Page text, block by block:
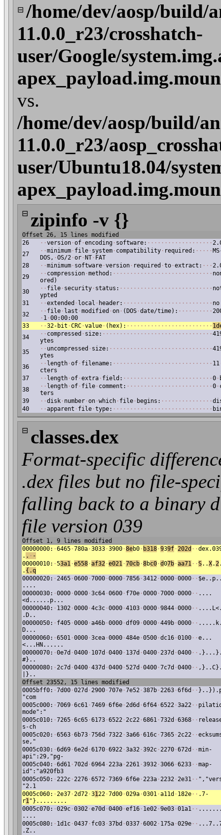
⊟ /home/dev/aosp/build/
11.0.0_r23/crosshatch-
user/Google/
vs.
/home/dev/aosp/build/
11.0.0_r23/
user/Ubuntu18.04/
⊟ zipinfo -v {}
Offset 26, 15 lines modified
26
· ·version ·of ·encoding · software: · · · · · · · · · · · · · · · · · · ·
27
· ·minimum · file · system · compatibility · required: · · · · ·
DOS, ·OS/2 ·or · NT · FAT
28
· ·minimum · software ·version · required ·to ·extract: · · ·
29
· · compression ·method: · · · · · · · · · · · · · · · · · · · · · · · · · · · · ·
ored)
30
· · file · security · status: · · · · · · · · · · · · · · · · · · · · · · · · · · ·
ypted
31
· ·extended · local · header: · · · · · · · · · · · · · · · · · · · · · · · · · · no
32
· · file · last ·modified ·on · (DOS ·date/time): · · · · · · · · · ·
· 1 ·00:00:00
33
· ·32-bit ·CRC ·value · (hex): · · · · · · · · · · · · · · · · · · · · · · · · ·
34
· · compressed · size: · · · · · · · · · · · · · · · · · · · · · · · · · · · · · · · ·
ytes
35
· · uncompressed · size: · · · · · · · · · · · · · · · · · · · · · · · · · · · · · ·
ytes
36
· · length ·of · filename: · · · · · · · · · · · · · · · · · · · · · · · · · · · · · 11
cters
37
· · length ·of ·extra · field: · · · · · · · · · · · · · · · · · · · · · · · · · ·0 ·
38
· · length ·of · file · comment: · · · · · · · · · · · · · · · · · · · · · · · · ·0 ·
ters
39
· ·disk · number ·on ·which · file · begins: · · · · · · · · · · · · · · ·
40
· ·apparent · file ·type: · · · · · · · · · · · · · · · · · · · · · · · · · · · · ·
⊟ classes.dex
Format-specific
.dex files but no file-
falling back to a binary
file version 039
Offset 1, 9 lines modified
00000000: ·6465 ·780a ·3033 ·3900 ·8eb0 · b318 ·939f ·202d · ·
. . · -
00000010: ·53a1 ·e558 ·af32 ·e021 ·70cb ·8bc0 ·d07b ·aa71 · ·S..X.2
. {.q
00000020: ·2465 ·0600 ·7000 ·0000 ·7856 ·3412 ·0000 ·0000 · ·
....
00000030: ·0000 ·0000 ·3c64 ·0600 · f70e ·0000 ·7000 ·0000 · · ....
<d......p...
00000040: · 1302 ·0000 ·4c3c ·0000 ·4103 ·0000 ·9844 ·0000 · ·
.D..
00000050: · f405 ·0000 ·a46b ·0000 ·df09 ·0000 ·449b ·0000 · ·
D...
00000060: ·6501 ·0000 ·3cea ·0000 ·484e ·0500 ·dc16 ·0100 · ·e...
<...HN......
00000070: ·0e7d ·0400 · 107d ·0400 · 137d ·0400 ·237d ·0400 · ·
#}..
00000080: ·2c7d ·0400 ·437d ·0400 ·527d ·0400 ·7c7d ·0400 · ·
|}..
Offset 23552, 15 lines modified
0005bff0: ·7d00 ·027d ·2900 ·707e ·7e52 ·387b ·2263 ·6f6d · ·
"com
0005c000: ·7069 ·6c61 ·7469 ·6f6e ·2d6d ·6f64 ·6522 ·3a22 · ·
mode":"
0005c010: ·7265 ·6c65 ·6173 ·6522 ·2c22 ·6861 ·732d ·6368 · ·
s-ch
0005c020: ·6563 ·6b73 ·756d ·7322 ·3a66 ·616c ·7365 ·2c22 · ·
se,"
0005c030: ·6d69 ·6e2d ·6170 ·6922 ·3a32 ·392c ·2270 ·672d · ·min-
api":29,"pg-
0005c040: ·6d61 ·702d ·6964 ·223a ·2261 ·3932 ·3066 ·6233 · ·map-
id":"a920fb3
0005c050: ·222c ·2276 ·6572 ·7369 ·6f6e ·223a ·2232 ·2e31 · ·
"2.1
0005c060: ·2e37 ·2d72 ·3122 ·7d00 ·029a ·0301 ·a11d · 182e · · .7-
r1"}.........
0005c070: ·029c ·0302 ·e70d ·0400 ·ef16 · 1e02 ·9e03 ·01a1 · ·
....
0005c080: · 1d1c ·0437 · fc03 ·37bd ·0337 ·6002 · 175a ·029e · ·
.Z..